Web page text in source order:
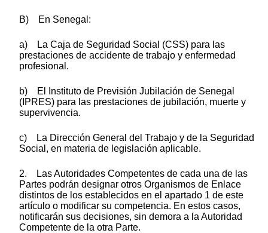
B) En Senegal:
a) La Caja de Seguridad Social (CSS) para las
prestaciones de accidente de trabajo y enfermedad
profesional.
b) El Instituto de Previsión Jubilación de Senegal
(IPRES) para las prestaciones de jubilación, muerte y
supervivencia.
c) La Dirección General del Trabajo y de la Seguridad
Social, en materia de legislación aplicable.
2. Las Autoridades Competentes de cada una de las
Partes podrán designar otros Organismos de Enlace
distintos de los establecidos en el apartado 1 de este
artículo o modificar su competencia. En estos casos,
notificarán sus decisiones, sin demora a la Autoridad
Competente de la otra Parte.